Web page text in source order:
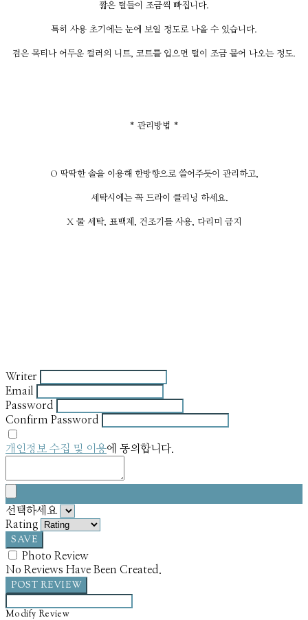
짧은 털들이 조금씩 빠집니다.
특히 사용 초기에는 눈에 보일 정도로 나올 수 있습니다.
검은 목티나 어두운 컬러의 니트, 코트를 입으면 털이 조금 뭍어 나오는 정도.
* 관리방법 *
O 딱딱한 솔을 이용해 한방향으로 쓸어주듯이 관리하고,
세탁시에는 꼭 드라이 클리닝 하세요.
X 물 세탁, 표백제, 건조기를 사용, 다리미 금지
Writer
Email
Password
Confirm Password
개인정보 수집 및 이용에 동의합니다.
선택하세요
Rating
SAVE
Photo Review
No Reviews Have Been Created.
POST REVIEW
Modify Review